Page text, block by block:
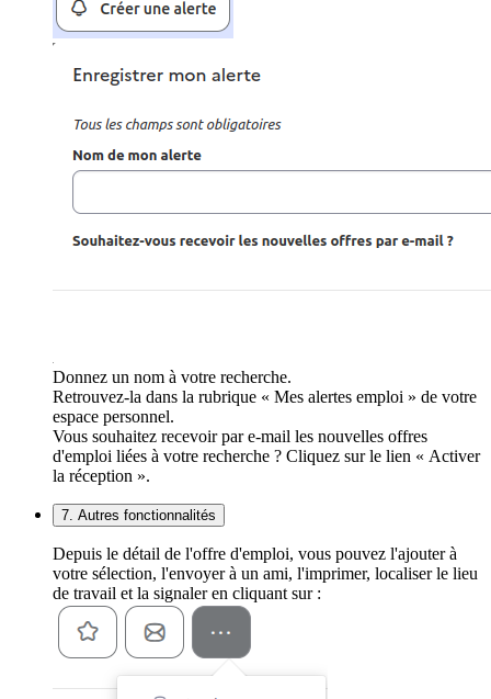
Donnez un nom à votre recherche.
Retrouvez-la dans la rubrique « Mes alertes emploi » de votre
espace personnel.
Vous souhaitez recevoir par e-mail les nouvelles offres
d'emploi liées à votre recherche ? Cliquez sur le lien « Activer
la réception ».
7. Autres fonctionnalités
Depuis le détail de l'offre d'emploi, vous pouvez l'ajouter à
votre sélection, l'envoyer à un ami, l'imprimer, localiser le lieu
de travail et la signaler en cliquant sur :